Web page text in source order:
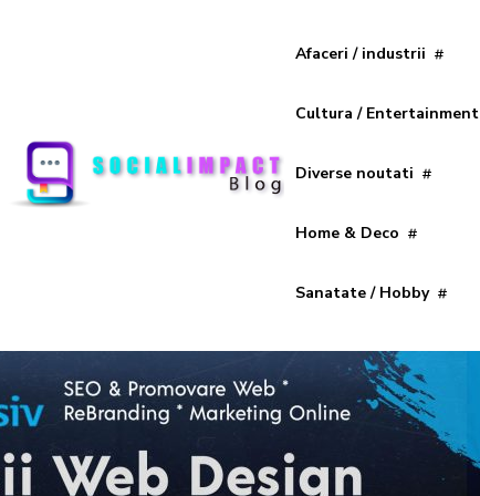
Afaceri / industrii
Cultura / Entertainment
Diverse noutati
Home & Deco
Sanatate / Hobby